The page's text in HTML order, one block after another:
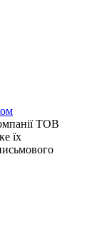
ТОВ
їх